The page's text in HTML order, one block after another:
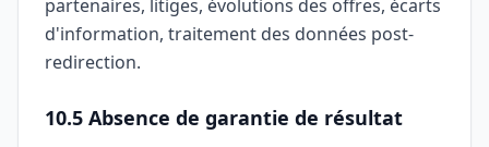
partenaires, litiges, évolutions des offres, écarts
d'information, traitement des données post-
redirection.
10.5 Absence de garantie de résultat